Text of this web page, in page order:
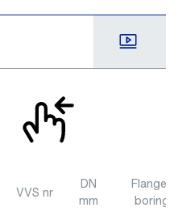
VVS nr
DN
mm
Flange-
boring